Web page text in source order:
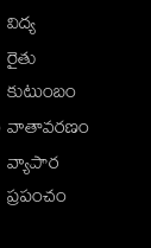
విద్య
రైతు
కుటుంబం
వాతావరణం
వ్యాపార
ప్రపంచం